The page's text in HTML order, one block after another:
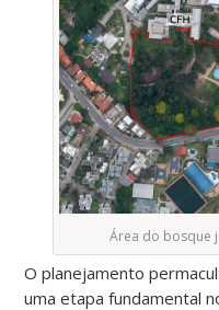
Área do bosque
O planejamento
uma etapa fundamental